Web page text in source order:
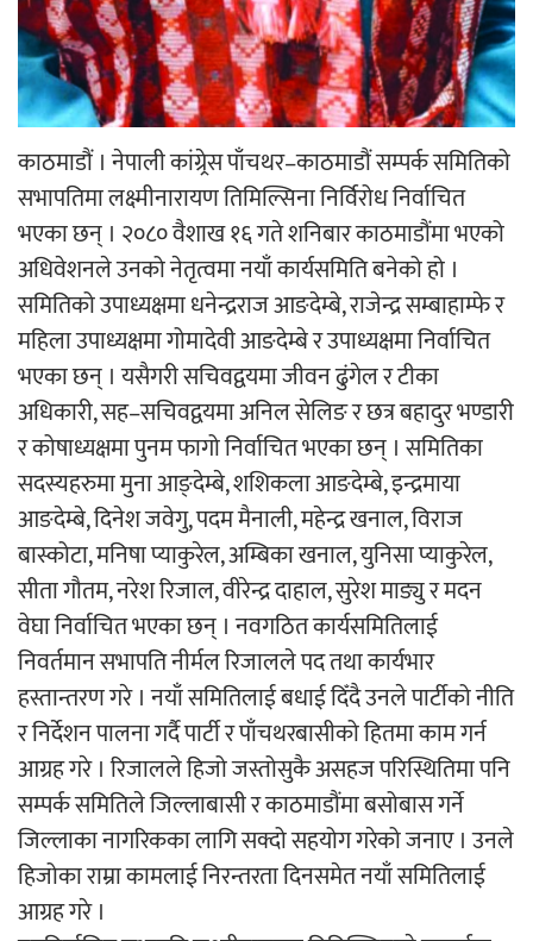
‘दुर्गा’ निर्माण गर्दै सम्राट
चलचित्र ‘माया भनेकै यस्तो होला’को शीर्ष गीत
सार्वजनिक
काठमाडौं । नेपाली कांग्र्रेस पाँचथर–काठमाडौं सम्पर्क समितिको
सभापतिमा लक्ष्मीनारायण तिमिल्सिना निर्विरोध निर्वाचित
भएका छन् । २०८० वैशाख १६ गते शनिबार काठमाडौंमा भएको
अधिवेशनले उनको नेतृत्वमा नयाँ कार्यसमिति बनेको हो ।
समितिको उपाध्यक्षमा धनेन्द्रराज आङदेम्बे, राजेन्द्र सम्बाहाम्फे र
महिला उपाध्यक्षमा गोमादेवी आङदेम्बे र उपाध्यक्षमा निर्वाचित
भएका छन् । यसैगरी सचिवद्वयमा जीवन ढुंगेल र टीका
अधिकारी, सह–सचिवद्वयमा अनिल सेलिङ र छत्र बहादुर भण्डारी
र कोषाध्यक्षमा पुनम फागो निर्वाचित भएका छन् । समितिका
सदस्यहरुमा मुना आङ्देम्बे, शशिकला आङदेम्बे, इन्द्रमाया
आङदेम्बे, दिनेश जवेगु, पदम मैनाली, महेन्द्र खनाल, विराज
बास्कोटा, मनिषा प्याकुरेल, अम्बिका खनाल, युनिसा प्याकुरेल,
सीता गौतम, नरेश रिजाल, वीरेन्द्र दाहाल, सुरेश माङ्यु र मदन
वेघा निर्वाचित भएका छन् । नवगठित कार्यसमितिलाई
निवर्तमान सभापति नीर्मल रिजालले पद तथा कार्यभार
हस्तान्तरण गरे । नयाँ समितिलाई बधाई दिँदै उनले पार्टीको नीति
र निर्देशन पालना गर्दै पार्टी र पाँचथरबासीको हितमा काम गर्न
आग्रह गरे । रिजालले हिजो जस्तोसुकै असहज परिस्थितिमा पनि
सम्पर्क समितिले जिल्लाबासी र काठमाडौंमा बसोबास गर्ने
जिल्लाका नागरिकका लागि सक्दो सहयोग गरेको जनाए । उनले
हिजोका राम्रा कामलाई निरन्तरता दिनसमेत नयाँ समितिलाई
आग्रह गरे ।